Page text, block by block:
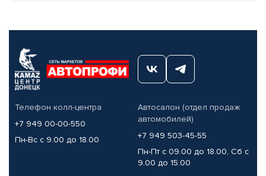
Телефон колл-центра
+7 949 00-00-550
Пн-Вс с 9.00 до 18.00
Автосалон (отдел продаж
автомобилей)
+7 949 503-45-55
Пн-Пт с 09.00 до 18.00, Сб с
9.00 до 15.00